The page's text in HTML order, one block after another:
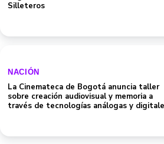
sobre creación audiovisual y memoria a
través de tecnologías análogas y digitales